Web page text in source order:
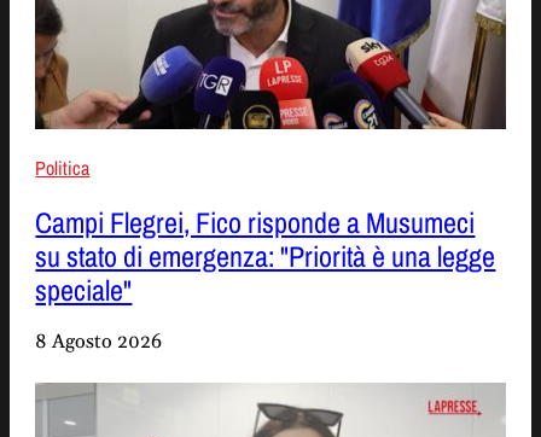
Politica
Campi Flegrei, Fico risponde a Musumeci
su stato di emergenza: "Priorità è una legge
speciale"
8 Agosto 2026